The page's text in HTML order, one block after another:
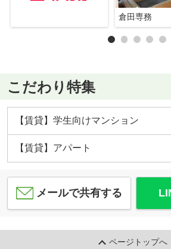
倉田専務
こだわり特集
【賃貸】学生向けマンション
【賃貸】アパート
メールで共有する
ページトップへ